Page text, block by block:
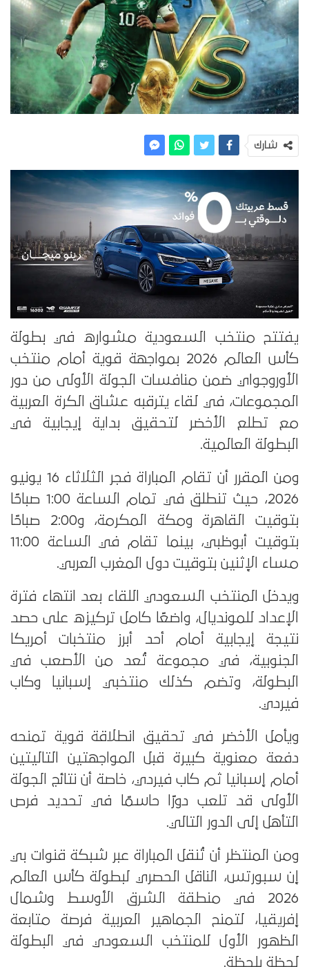
شارك
يفتتح منتخب السعودية مشواره في بطولة
كأس العالم 2026 بمواجهة قوية أمام منتخب
الأوروجواي ضمن منافسات الجولة الأولى من دور
المجموعات، في لقاء يترقبه عشاق الكرة العربية
مع تطلع الأخضر لتحقيق بداية إيجابية في
البطولة العالمية.
ومن المقرر أن تقام المباراة فجر الثلاثاء 16 يونيو
2026، حيث تنطلق في تمام الساعة 1:00 صباحًا
بتوقيت القاهرة ومكة المكرمة، و2:00 صباحًا
بتوقيت أبوظبي، بينما تقام في الساعة 11:00
مساء الإثنين بتوقيت دول المغرب العربي.
ويدخل المنتخب السعودي اللقاء بعد انتهاء فترة
الإعداد للمونديال، واضعًا كامل تركيزه على حصد
نتيجة إيجابية أمام أحد أبرز منتخبات أمريكا
الجنوبية، في مجموعة تُعد من الأصعب في
البطولة، وتضم كذلك منتخبي إسبانيا وكاب
فيردي.
ويأمل الأخضر في تحقيق انطلاقة قوية تمنحه
دفعة معنوية كبيرة قبل المواجهتين التاليتين
أمام إسبانيا ثم كاب فيردي، خاصة أن نتائج الجولة
الأولى قد تلعب دورًا حاسمًا في تحديد فرص
التأهل إلى الدور التالي.
ومن المنتظر أن تُنقل المباراة عبر شبكة قنوات بي
إن سبورتس، الناقل الحصري لبطولة كأس العالم
2026 في منطقة الشرق الأوسط وشمال
إفريقيا، لتمنح الجماهير العربية فرصة متابعة
الظهور الأول للمنتخب السعودي في البطولة
لحظة بلحظة.